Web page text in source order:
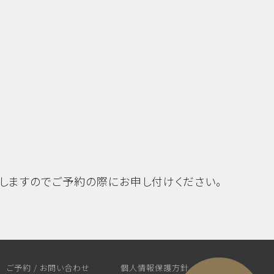
すのでご予約の際にお申し付けください。
ご予約 / お問い合わせ 個人情報保護方針 ブログ